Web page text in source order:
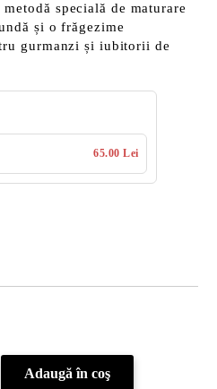
specială de maturare
și o frăgezime
gurmanzi și iubitorii de
65.00 Lei